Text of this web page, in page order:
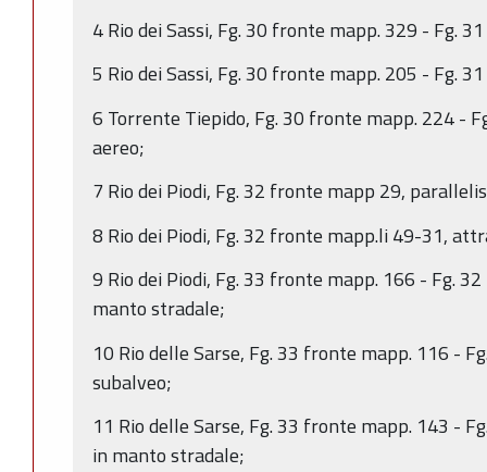
4 Rio dei Sassi, Fg. 30 fronte mapp. 329 - Fg.
5 Rio dei Sassi, Fg. 30 fronte mapp. 205 - Fg.
6 Torrente Tiepido, Fg. 30 fronte mapp. 224 -
aereo;
7 Rio dei Piodi, Fg. 32 fronte mapp 29,
8 Rio dei Piodi, Fg. 32 fronte mapp.li 49-31,
9 Rio dei Piodi, Fg. 33 fronte mapp. 166 - Fg.
manto stradale;
10 Rio delle Sarse, Fg. 33 fronte mapp. 116 -
subalveo;
11 Rio delle Sarse, Fg. 33 fronte mapp. 143 -
in manto stradale;